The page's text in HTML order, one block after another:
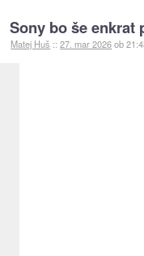
Sony bo še enkrat
Matej Huš ::27. mar 2026ob